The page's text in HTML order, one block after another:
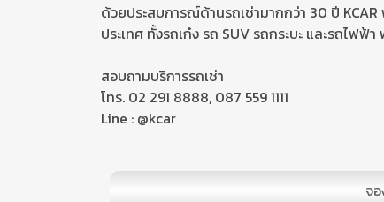
ด้วยประสบการณ์ด้านรถเช่ามากกว่า 30 ปี
ประเทศ ทั้งรถเก๋ง รถ SUV รถกระบะ และรถไฟ
สอบถามบริการรถเช่า
โทร. 02 291 8888, 087 559 1111
Line : @kcar
จ